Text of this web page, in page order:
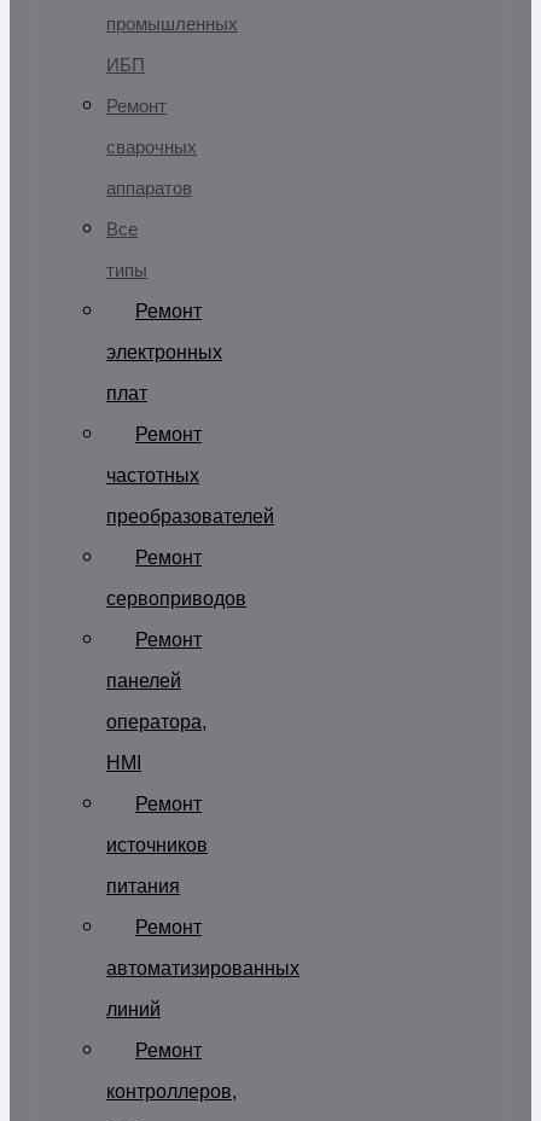
промышленных
ИБП
Ремонт
сварочных
аппаратов
Все
типы
Ремонт
электронных
плат
Ремонт
частотных
преобразователей
Ремонт
сервоприводов
Ремонт
панелей
оператора,
HMI
Ремонт
источников
питания
Ремонт
автоматизированных
линий
Ремонт
контроллеров,